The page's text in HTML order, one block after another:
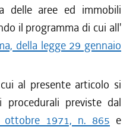
delle aree ed immobili
il programma di cui all'
della legge 29 gennaio
al presente articolo si
procedurali previste dal
1971, n. 865 e